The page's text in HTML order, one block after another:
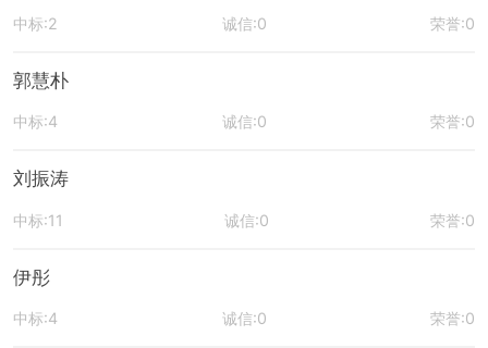
中标:2 诚信:0 荣誉:0
郭慧朴
中标:4 诚信:0 荣誉:0
刘振涛
中标:11 诚信:0 荣誉:0
伊彤
中标:4 诚信:0 荣誉:0